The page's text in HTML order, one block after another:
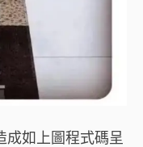
如上圖程式碼呈